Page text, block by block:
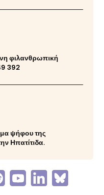
φιλανθρωπική
392
ψήφου της
Ηπατίτιδα.